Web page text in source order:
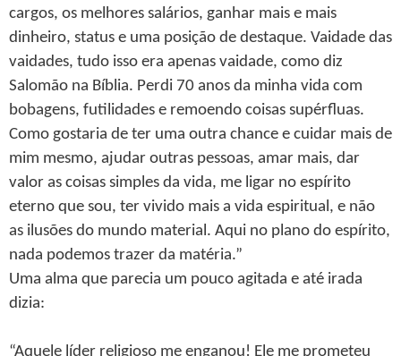
cargos, os melhores salários, ganhar mais e mais
dinheiro, status e uma posição de destaque. Vaidade das
vaidades, tudo isso era apenas vaidade, como diz
Salomão na Bíblia. Perdi 70 anos da minha vida com
bobagens, futilidades e remoendo coisas supérfluas.
Como gostaria de ter uma outra chance e cuidar mais de
mim mesmo, ajudar outras pessoas, amar mais, dar
valor as coisas simples da vida, me ligar no espírito
eterno que sou, ter vivido mais a vida espiritual, e não
as ilusões do mundo material. Aqui no plano do espírito,
nada podemos trazer da matéria.”
Uma alma que parecia um pouco agitada e até irada
dizia:
“Aquele líder religioso me enganou! Ele me prometeu